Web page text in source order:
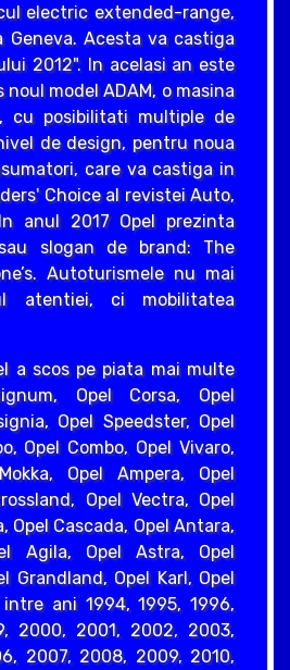
electric extended-range,
Geneva. Acesta va castiga
2012". In acelasi an este
model ADAM, o masina
cu posibilitati multiple de
de design, pentru noua
care va castiga in
Choice al revistei Auto,
anul 2017 Opel prezinta
slogan de brand: The
Autoturismele nu mai
atentiei, ci mobilitatea
a scos pe piata mai multe
Opel Corsa, Opel
Opel Speedster, Opel
Opel Combo, Opel Vivaro,
Opel Ampera, Opel
Opel Vectra, Opel
Opel Cascada, Opel Antara,
Agila, Opel Astra, Opel
Grandland, Opel Karl, Opel
ani 1994, 1995, 1996,
2000, 2001, 2002, 2003,
2007, 2008, 2009, 2010,